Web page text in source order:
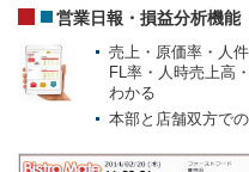
営業日報・損益分析機能
売上・原価率・人
FL率・人時売上高
わかる
本部と店舗双方で